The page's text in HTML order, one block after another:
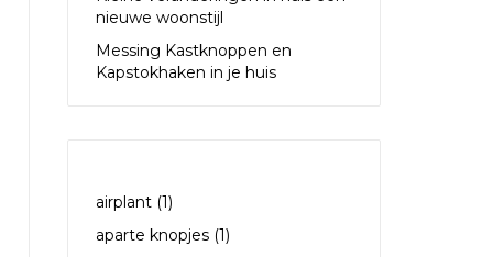
nieuwe woonstijl
Messing Kastknoppen en
Kapstokhaken in je huis
airplant (1)
aparte knopjes (1)